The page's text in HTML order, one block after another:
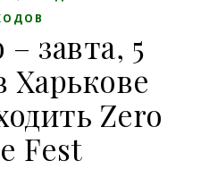
завта, 5
Харькове
Zero
Fest